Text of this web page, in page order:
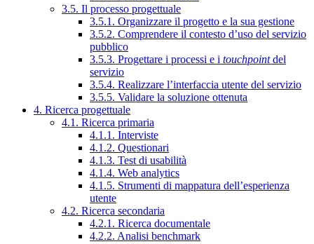
3.5. Il processo progettuale
3.5.1. Organizzare il progetto e la sua gestione
3.5.2. Comprendere il contesto d’uso del servizio
pubblico
3.5.3. Progettare i processi e i touchpointdel
servizio
3.5.4. Realizzare l’interfaccia utente del servizio
3.5.5. Validare la soluzione ottenuta
4. Ricerca progettuale
4.1. Ricerca primaria
4.1.1. Interviste
4.1.2. Questionari
4.1.3. Test di usabilità
4.1.4. Web analytics
4.1.5. Strumenti di mappatura dell’esperienza
utente
4.2. Ricerca secondaria
4.2.1. Ricerca documentale
4.2.2. Analisi benchmark